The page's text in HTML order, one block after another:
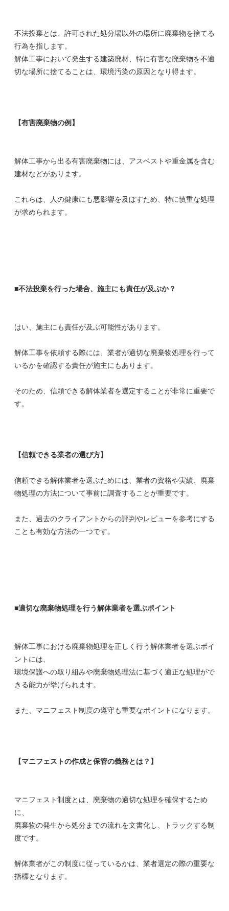
不法投棄とは、許可された処分場以外の場所に廃棄物を捨てる
行為を指します。
解体工事において発生する建築廃材、特に有害な廃棄物を不適
切な場所に捨てることは、環境汚染の原因となり得ます。
【有害廃棄物の例】
解体工事から出る有害廃棄物には、アスベストや重金属を含む
建材などがあります。
これらは、人の健康にも悪影響を及ぼすため、特に慎重な処理
が求められます。
■不法投棄を行った場合、施主にも責任が及ぶか？
はい、施主にも責任が及ぶ可能性があります。
解体工事を依頼する際には、業者が適切な廃棄物処理を行って
いるかを確認する責任が施主にもあります。
そのため、信頼できる解体業者を選定することが非常に重要で
す。
【信頼できる業者の選び方】
信頼できる解体業者を選ぶためには、業者の資格や実績、廃棄
物処理の方法について事前に調査することが重要です。
また、過去のクライアントからの評判やレビューを参考にする
ことも有効な方法の一つです。
■適切な廃棄物処理を行う解体業者を選ぶポイント
解体工事における廃棄物処理を正しく行う解体業者を選ぶポイ
ントには、
環境保護への取り組みや廃棄物処理法に基づく適正な処理がで
きる能力が挙げられます。
また、マニフェスト制度の遵守も重要なポイントになります。
【マニフェストの作成と保管の義務とは？】
マニフェスト制度とは、廃棄物の適切な処理を確保するため
に、
廃棄物の発生から処分までの流れを文書化し、トラックする制
度です。
解体業者がこの制度に従っているかは、業者選定の際の重要な
指標となります。
安心してご相談ください